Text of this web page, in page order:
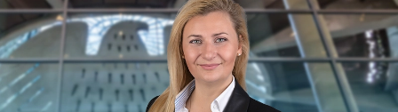
PRESSE
STELLENPORTAL